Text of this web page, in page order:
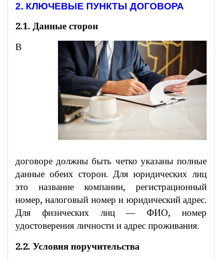
2. КЛЮЧЕВЫЕ ПУНКТЫ ДОГОВОРА
2.1. Данные сторон
В
договоре должны быть четко указаны полные
данные обеих сторон. Для юридических лиц
это название компании, регистрационный
номер, налоговый номер и юридический адрес.
Для физических лиц — ФИО, номер
удостоверения личности и адрес проживания.
2.2. Условия поручительства